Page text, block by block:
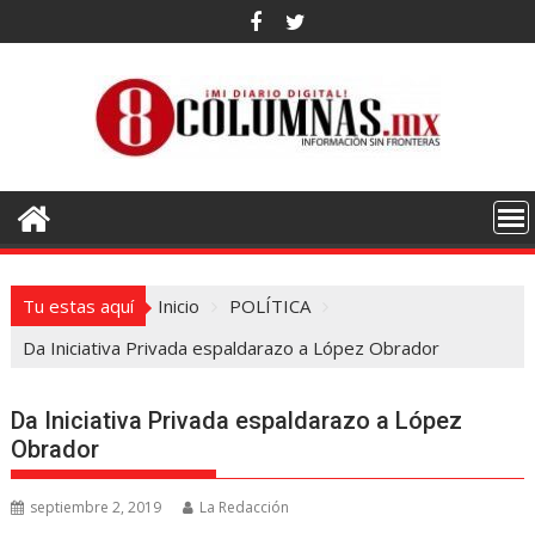
al
Tu estas aquí Inicio
POLÍTICA
Da Iniciativa Privada espaldarazo a López Obrador
Da Iniciativa Privada espaldarazo a López
Obrador
septiembre 2, 2019 La Redacción